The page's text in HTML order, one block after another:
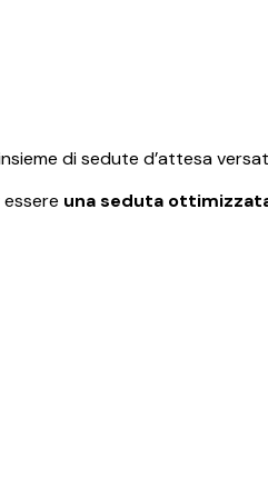
di sedute d’attesa
una seduta